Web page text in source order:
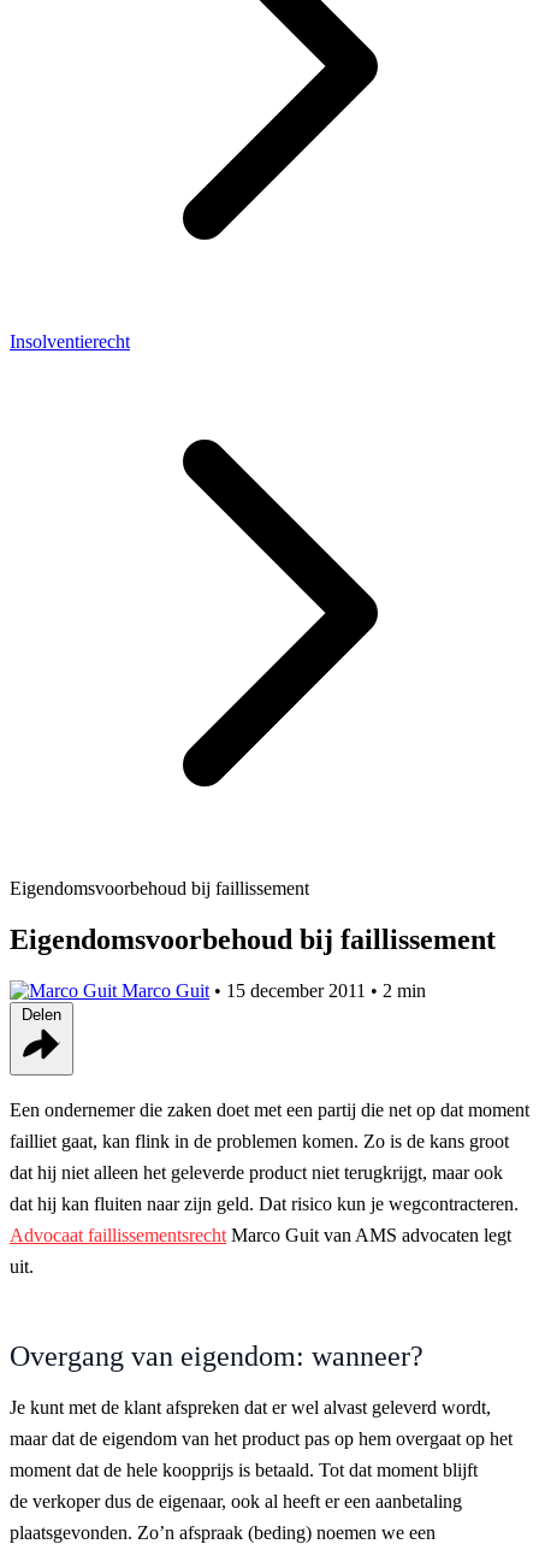
Insolventierecht
Eigendomsvoorbehoud bij faillissement
Eigendomsvoorbehoud bij faillissement
Marco Guit • 15 december 2011 • 2 min
Een ondernemer die zaken doet met een partij die net op dat moment
failliet gaat, kan flink in de problemen komen. Zo is de kans groot
dat hij niet alleen het geleverde product niet terugkrijgt, maar ook
dat hij kan fluiten naar zijn geld. Dat risico kun je wegcontracteren.
Advocaat faillissementsrecht Marco Guit van AMS advocaten legt
uit.
Overgang van eigendom: wanneer?
Je kunt met de klant afspreken dat er wel alvast geleverd wordt,
maar dat de eigendom van het product pas op hem overgaat op het
moment dat de hele koopprijs is betaald. Tot dat moment blijft
de verkoper dus de eigenaar, ook al heeft er een aanbetaling
plaatsgevonden. Zo’n afspraak (beding) noemen we een